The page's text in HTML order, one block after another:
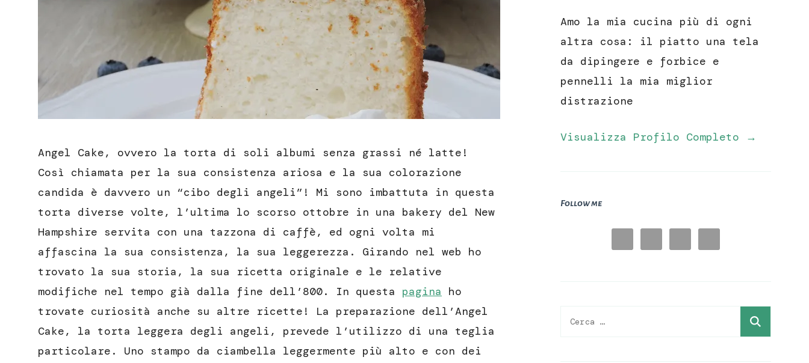
Angel Cake, ovvero la torta di soli albumi senza grassi né latte!
Così chiamata per la sua consistenza ariosa e la sua colorazione
candida è davvero un “cibo degli angeli”! Mi sono imbattuta in questa
torta diverse volte, l’ultima lo scorso ottobre in una bakery del New
Hampshire servita con una tazzona di caffè, ed ogni volta mi
affascina la sua consistenza, la sua leggerezza. Girando nel web ho
trovato la sua storia, la sua ricetta originale e le relative
modifiche nel tempo già dalla fine dell’800. In questa pagina ho
trovate curiosità anche su altre ricette! La preparazione dell’Angel
Cake, la torta leggera degli angeli, prevede l’utilizzo di una teglia
particolare. Uno stampo da ciambella leggermente più alto e con dei
Amo la mia cucina più di ogni
altra cosa: il piatto una tela
da dipingere e forbice e
pennelli la mia miglior
distrazione
Visualizza Profilo Completo →
Follow me
Ricerca